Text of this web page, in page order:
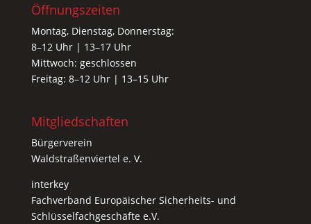
Öffnungszeiten
Montag, Dienstag, Donnerstag:
8–12 Uhr | 13–17 Uhr
Mittwoch: geschlossen
Freitag: 8–12 Uhr | 13–15 Uhr
Mitgliedschaften
Bürgerverein
Waldstraßenviertel e. V.
interkey
Fachverband Europäischer Sicherheits- und
Schlüsselfachgeschäfte e.V.